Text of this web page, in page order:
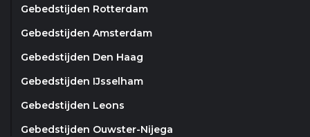
Gebedstijden Rotterdam
Gebedstijden Amsterdam
Gebedstijden Den Haag
Gebedstijden IJsselham
Gebedstijden Leons
Gebedstijden Ouwster-Nijega